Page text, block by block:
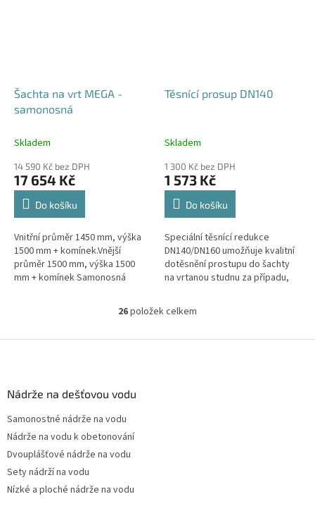
Šachta na vrt MEGA -
samonosná
Skladem
14 590 Kč bez DPH
17 654 Kč
Do košíku
Vnitřní průměr 1450 mm, výška
1500 mm + komínek.Vnější
průměr 1500 mm, výška 1500
mm + komínek Samonosná
obetonování.Volitelné průměry i
Těsnící prosup DN140
Skladem
1 300 Kč bez DPH
1 573 Kč
Do košíku
Speciální těsnící redukce
DN140/DN160 umožňuje kvalitní
dotěsnění prostupu do šachty
na vrtanou studnu za případu,
potrubí DN140.
O
l
26položek celkem
Nádrže na dešťovou vodu
Samonostné nádrže na vodu
Nádrže na vodu k obetonování
Dvouplášťové nádrže na vodu
Sety nádrží na vodu
Nízké a ploché nádrže na vodu